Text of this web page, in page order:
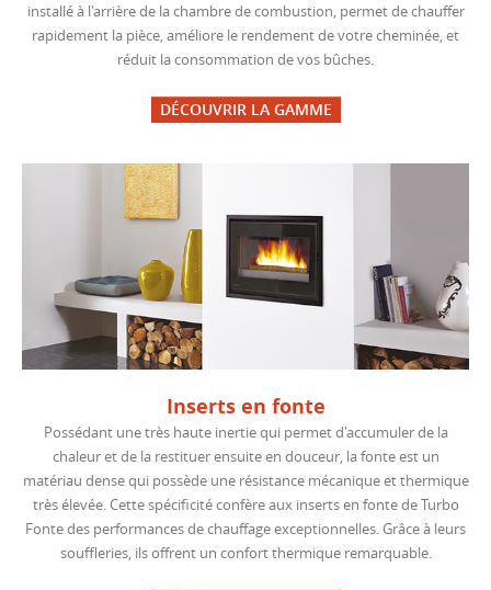
installé à l'arrière de la chambre de combustion, permet de chauffer
rapidement la pièce, améliore le rendement de votre cheminée, et
réduit la consommation de vos bûches.
DÉCOUVRIR LA GAMME
Inserts en fonte
Possédant une très haute inertie qui permet d'accumuler de la
chaleur et de la restituer ensuite en douceur, la fonte est un
matériau dense qui possède une résistance mécanique et thermique
très élevée. Cette spécificité confère aux inserts en fonte de Turbo
Fonte des performances de chauffage exceptionnelles. Grâce à leurs
souffleries, ils offrent un confort thermique remarquable.